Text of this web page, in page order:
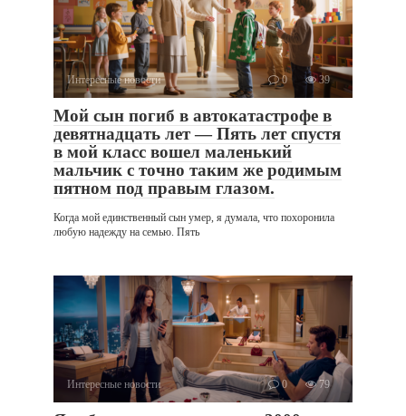
Интересные новости 0 39
Мой сын погиб в автокатастрофе в
девятнадцать лет — Пять лет спустя
в мой класс вошел маленький
мальчик с точно таким же родимым
пятном под правым глазом.
Когда мой единственный сын умер, я думала, что похоронила
любую надежду на семью. Пять
Интересные новости 0 79